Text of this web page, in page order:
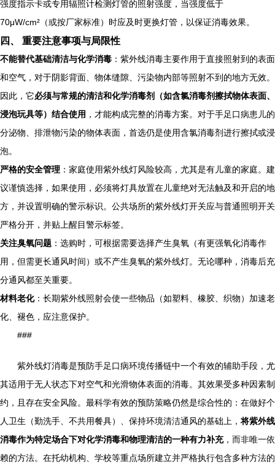
强度指示卡或专用辐照计检测灯管的照射强度，当强度低于
70μW/cm²（或按厂家标准）时应及时更换灯管，以保证消毒效果。
四、 重要注意事项与局限性
不能替代基础清洁与化学消毒 ：紫外线消毒主要作用于直接照射到的表面
和空气，对于阴影背面、物体缝隙、污染物内部等照射不到的地方无效。
因此，它必须与常规的清洁和化学消毒剂（如含氯消毒剂擦拭物体表面、
浸泡玩具等）结合使用 ，才能构成完整的消毒方案。对于手足口病患儿的
分泌物、排泄物污染的物体表面，首选仍是使用含氯消毒剂进行擦拭或浸
泡。
严格的安全管理 ：家庭使用紫外线灯风险较高，尤其是有儿童的家庭。建
议谨慎选择，如果使用，必须将灯具放置在儿童绝对无法触及和开启的地
方，并设置明确的警示标识。公共场所的紫外线灯开关应与普通照明开关
严格分开，并贴上醒目警示标签。
关注臭氧问题 ：选购时，可根据需要选择产生臭氧（有更强氧化消毒作
用，但需更长通风时间）或不产生臭氧的紫外线灯。无论哪种，消毒后充
分通风都至关重要。
材料老化：长期紫外线照射会使一些物品（如塑料、橡胶、织物）加速老
化、褪色，应注意保护。
###
紫外线灯消毒是预防手足口病环境传播链中一个有效的辅助手段，尤
其适用于无人状态下对空气和光滑物体表面的消毒。其效果受多种因素制
约，且存在安全风险。最科学有效的预防策略仍然是综合性的：在做好个
人卫生（勤洗手、不共用餐具）、保持环境清洁通风的基础上，将紫外线
消毒作为特定场合下对化学消毒和物理清洁的一种有力补充，而非唯一依
赖的方法。在托幼机构、学校等重点场所建立并严格执行包含多种方法的